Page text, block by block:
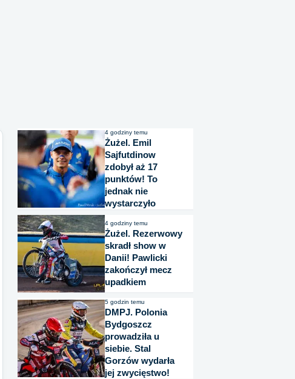
4 godziny temu
Żużel. Emil
Sajfutdinow
zdobył aż 17
punktów! To
jednak nie
wystarczyło
4 godziny temu
Żużel. Rezerwowy
skradł show w
Danii! Pawlicki
zakończył mecz
upadkiem
5 godzin temu
DMPJ. Polonia
Bydgoszcz
prowadziła u
siebie. Stal
Gorzów wydarła
jej zwycięstwo!